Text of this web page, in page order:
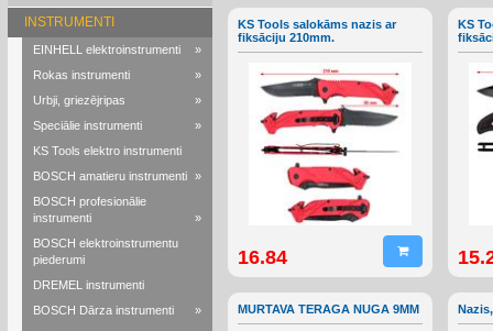
INSTRUMENTI
EINHELL elektroinstrumenti
»
Rokas instrumenti
»
Urbji, griezējripas
»
Speciālie instrumenti
»
KS Tools elektro instrumenti
BOSCH amatieru instrumenti »
BOSCH profesionālie
instrumenti
»
BOSCH elektroinstrumentu
piederumi
DREMEL instrumenti
BOSCH Dārza instrumenti
»
KS Tools salokāms nazis ar
fiksāciju 210mm.
16.84
KS
MURTAVA TERAGA NUGA 9MM